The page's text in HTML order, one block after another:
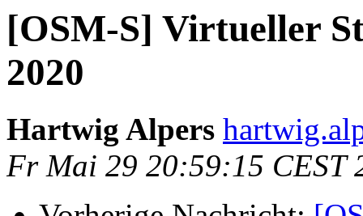
[OSM-S] Virtueller
2020
Hartwig Alpers
Fr Mai 29 20:59:15 CEST